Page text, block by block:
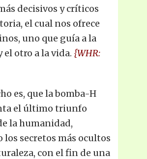
decisivos y críticos
el cual nos ofrece
uno que guía a la
el otro a la vida. {WHR:
es, que la bomba-H
el último triunfo
la humanidad,
los secretos más ocultos
con el fin de una